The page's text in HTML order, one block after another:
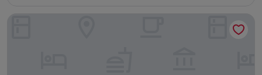
493 Little Wakering Road